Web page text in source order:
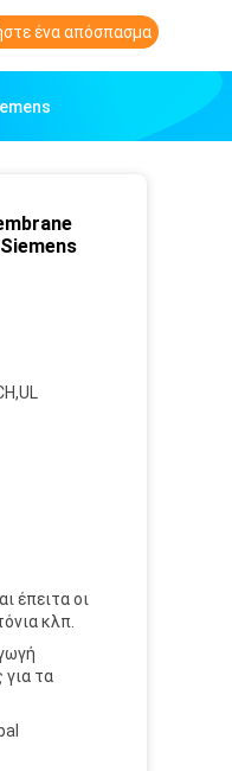
ένα απόσπασμα
έπειτα οι
κλπ.
για τα